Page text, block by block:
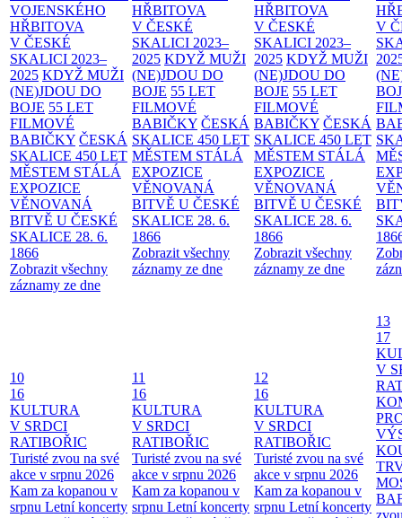
VOJENSKÉHO
HŘBITOVA
V ČESKÉ
SKALICI 2023–
2025 KDYŽ MUŽI
(NE)JDOU DO
BOJE 55 LET
FILMOVÉ
BABIČKY ČESKÁ
SKALICE 450 LET
MĚSTEM STÁLÁ
EXPOZICE
VĚNOVANÁ
BITVĚ U ČESKÉ
SKALICE 28. 6.
1866
Zobrazit všechny
záznamy ze dne
HŘBITOVA
V ČESKÉ
SKALICI 2023–
2025 KDYŽ MUŽI
(NE)JDOU DO
BOJE 55 LET
FILMOVÉ
BABIČKY ČESKÁ
SKALICE 450 LET
MĚSTEM STÁLÁ
EXPOZICE
VĚNOVANÁ
BITVĚ U ČESKÉ
SKALICE 28. 6.
1866
Zobrazit všechny
záznamy ze dne
HŘBITOVA
V ČESKÉ
SKALICI 2023–
2025 KDYŽ MUŽI
(NE)JDOU DO
BOJE 55 LET
FILMOVÉ
BABIČKY ČESKÁ
SKALICE 450 LET
MĚSTEM STÁLÁ
EXPOZICE
VĚNOVANÁ
BITVĚ U ČESKÉ
SKALICE 28. 6.
1866
Zobrazit všechny
záznamy ze dne
V
10
16
KULTURA
V SRDCI
RATIBOŘIC
Turisté zvou na své
akce v srpnu 2026
Kam za kopanou v
srpnu Letní koncerty
11
16
KULTURA
V SRDCI
RATIBOŘIC
Turisté zvou na své
akce v srpnu 2026
Kam za kopanou v
srpnu Letní koncerty
12
16
KULTURA
V SRDCI
RATIBOŘIC
Turisté zvou na své
akce v srpnu 2026
Kam za kopanou v
srpnu Letní koncerty
13
17
V